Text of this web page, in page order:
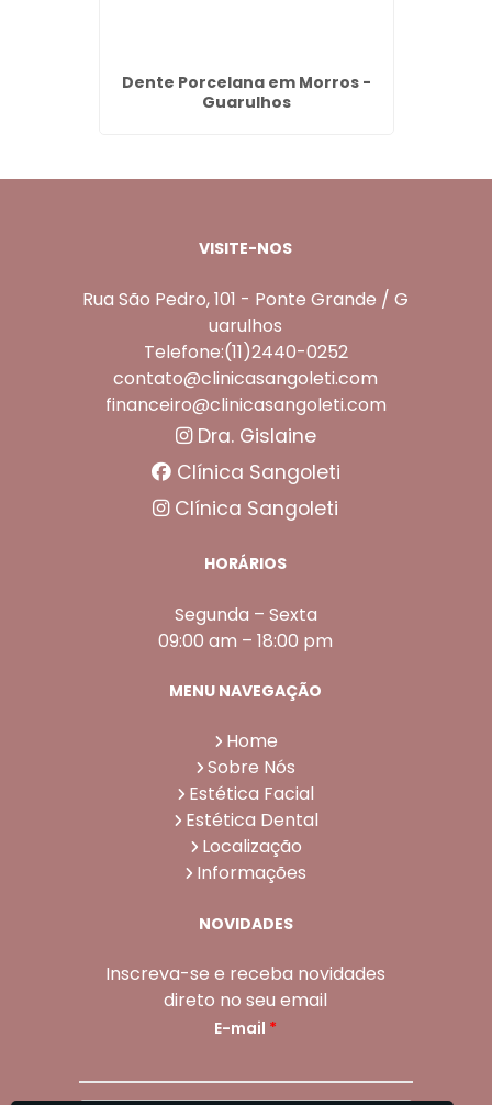
Dente Porcelana em Morros -
Guarulhos
VISITE-NOS
Rua São Pedro, 101 - Ponte Grande / G
uarulhos
Telefone:(11)2440-0252
contato@clinicasangoleti.com
financeiro@clinicasangoleti.com
Dra. Gislaine
Clínica Sangoleti
Clínica Sangoleti
HORÁRIOS
Segunda – Sexta
09:00 am – 18:00 pm
MENU NAVEGAÇÃO
Home
Sobre Nós
Estética Facial
Estética Dental
Localização
Informações
NOVIDADES
Inscreva-se e receba novidades
direto no seu email
E-mail *